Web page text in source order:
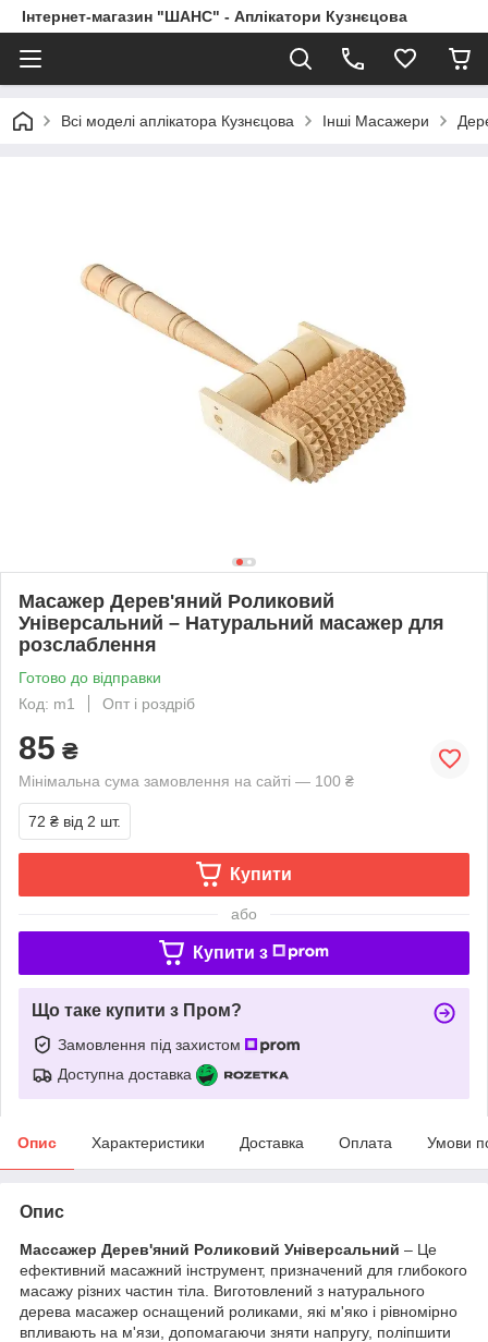
Інтернет-магазин "ШАНС" - Аплікатори Кузнєцова
Всі моделі аплікатора Кузнєцова Інші Масажери
Масажер Дерев'яний Роликовий
Універсальний – Натуральний масажер для
розслаблення
Готово до відправки
Код: m1
Опт і роздріб
85 ₴
Мінімальна сума замовлення на сайті — 100 ₴
72 ₴ від 2 шт.
Купити
або
Купити з
Що таке купити з Пром?
Замовлення під захистом
Доступна доставка
Опис Характеристики Доставка Оплата Умови
Опис
Массажер Дерев'яний Роликовий Універсальний – Це
ефективний масажний інструмент, призначений для глибокого
масажу різних частин тіла. Виготовлений з натурального
дерева масажер оснащений роликами, які м'яко і рівномірно
впливають на м'язи, допомагаючи зняти напругу, поліпшити